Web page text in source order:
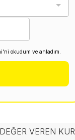
okudum ve anladım.
VEREN